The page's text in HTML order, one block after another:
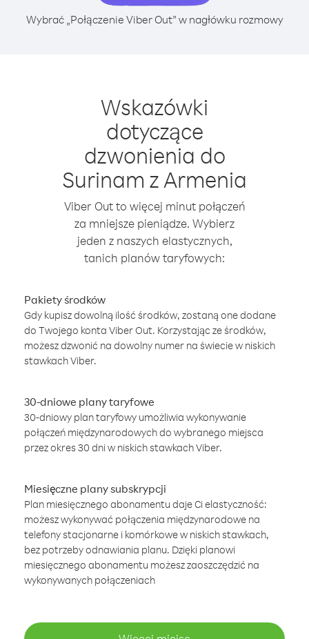
Wybrać „Połączenie Viber Out” w nagłówku rozmowy
Wskazówki
dotyczące
dzwonienia do
Surinam z Armenia
Viber Out to więcej minut połączeń
za mniejsze pieniądze. Wybierz
jeden z naszych elastycznych,
tanich planów taryfowych:
Pakiety środków
Gdy kupisz dowolną ilość środków, zostaną one dodane
do Twojego konta Viber Out. Korzystając ze środków,
możesz dzwonić na dowolny numer na świecie w niskich
stawkach Viber.
30-dniowe plany taryfowe
30-dniowy plan taryfowy umożliwia wykonywanie
połączeń międzynarodowych do wybranego miejsca
przez okres 30 dni w niskich stawkach Viber.
Miesięczne plany subskrypcji
Plan miesięcznego abonamentu daje Ci elastyczność:
możesz wykonywać połączenia międzynarodowe na
telefony stacjonarne i komórkowe w niskich stawkach,
bez potrzeby odnawiania planu. Dzięki planowi
miesięcznego abonamentu możesz zaoszczędzić na
wykonywanych połączeniach